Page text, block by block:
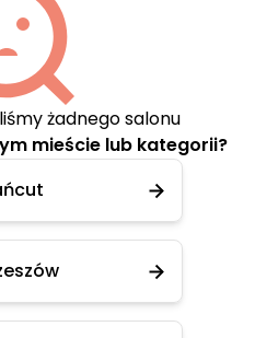
żadnego salonu
mieście lub kategorii?